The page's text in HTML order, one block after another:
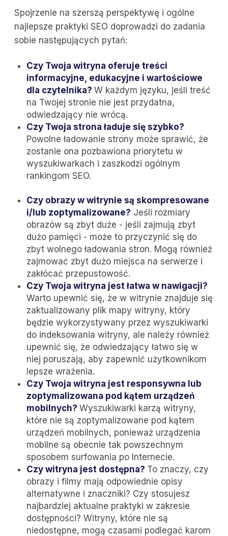
Spojrzenie na szerszą perspektywę i ogólne
najlepsze praktyki SEO doprowadzi do zadania
sobie następujących pytań:
Czy Twoja witryna oferuje treści
informacyjne, edukacyjne i wartościowe
dla czytelnika? W każdym języku, jeśli treść
na Twojej stronie nie jest przydatna,
odwiedzający nie wrócą.
Czy Twoja strona ładuje się szybko?
Powolne ładowanie strony może sprawić, że
zostanie ona pozbawiona priorytetu w
wyszukiwarkach i zaszkodzi ogólnym
rankingom SEO.
Czy obrazy w witrynie są skompresowane
i/lub zoptymalizowane? Jeśli rozmiary
obrazów są zbyt duże - jeśli zajmują zbyt
dużo pamięci - może to przyczynić się do
zbyt wolnego ładowania stron. Mogą również
zajmować zbyt dużo miejsca na serwerze i
zakłócać przepustowość.
Czy Twoja witryna jest łatwa w nawigacji?
Warto upewnić się, że w witrynie znajduje się
zaktualizowany plik mapy witryny, który
będzie wykorzystywany przez wyszukiwarki
do indeksowania witryny, ale należy również
upewnić się, że odwiedzający łatwo się w
niej poruszają, aby zapewnić użytkownikom
lepsze wrażenia.
Czy Twoja witryna jest responsywna lub
zoptymalizowana pod kątem urządzeń
mobilnych? Wyszukiwarki karzą witryny,
które nie są zoptymalizowane pod kątem
urządzeń mobilnych, ponieważ urządzenia
mobilne są obecnie tak powszechnym
sposobem surfowania po Internecie.
Czy witryna jest dostępna? To znaczy, czy
obrazy i filmy mają odpowiednie opisy
alternatywne i znaczniki? Czy stosujesz
najbardziej aktualne praktyki w zakresie
dostępności? Witryny, które nie są
niedostępne, mogą czasami podlegać karom